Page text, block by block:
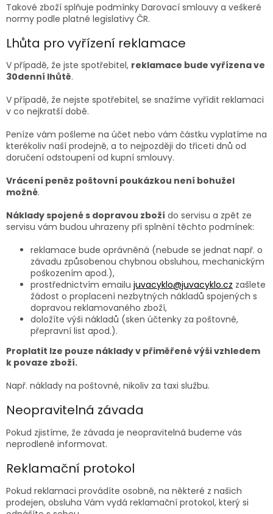
Takové zboží splňuje podmínky Darovací smlouvy a veškeré
normy podle platné legislativy ČR.
Lhůta pro vyřízení reklamace
V případě, že jste spotřebitel, reklamace bude vyřízena ve
30denní lhůtě.
V případě, že nejste spotřebitel, se snažíme vyřídit reklamaci
v co nejkratší době.
Peníze vám pošleme na účet nebo vám částku vyplatíme na
kterékoliv naší prodejně, a to nejpozději do třiceti dnů od
doručení odstoupení od kupní smlouvy.
Vrácení peněz poštovní poukázkou není bohužel
možné.
Náklady spojené s dopravou zboží do servisu a zpět ze
servisu vám budou uhrazeny při splnění těchto podmínek:
reklamace bude oprávněná (nebude se jednat např. o
závadu způsobenou chybnou obsluhou, mechanickým
poškozením apod.),
prostřednictvím emailu juvacyklo@juvacyklo.cz zašlete
žádost o proplacení nezbytných nákladů spojených s
dopravou reklamovaného zboží,
doložíte výši nákladů (sken účtenky za poštovné,
přepravní list apod.).
Proplatit lze pouze náklady v přiměřené výši vzhledem
k povaze zboží.
Např. náklady na poštovné, nikoliv za taxi službu.
Neopravitelná závada
Pokud zjistíme, že závada je neopravitelná budeme vás
neprodleně informovat.
Reklamační protokol
Pokud reklamaci provádíte osobně, na některé z našich
prodejen, obsluha Vám vydá reklamační protokol, který si